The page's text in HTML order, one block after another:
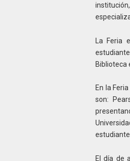
La Feria
Biblioteca
En la
son:
El día de